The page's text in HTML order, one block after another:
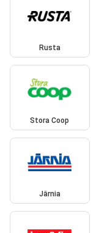
Rusta
Stora Coop
Järnia